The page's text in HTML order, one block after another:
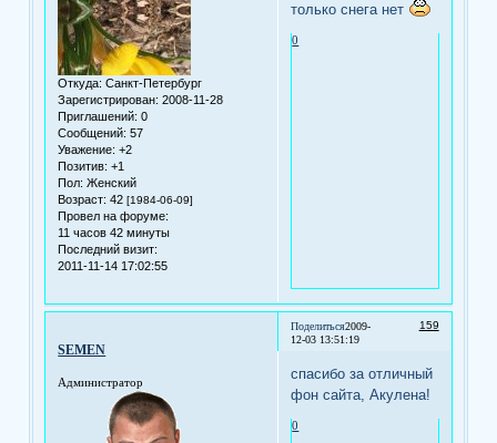
Откуда: Санкт-Петербург
Зарегистрирован: 2008-11-28
Приглашений: 0
Сообщений: 57
Уважение: +2
Позитив: +1
Пол: Женский
Возраст: 42[1984-06-09]
Провел на форуме:
11 часов 42 минуты
Последний визит:
2011-11-14 17:02:55
только снега нет
0
Поделиться 159
2009-
12-03 13:51:19
SEMEN
Администратор
спасибо за отличный
фон сайта, Акулена!
0